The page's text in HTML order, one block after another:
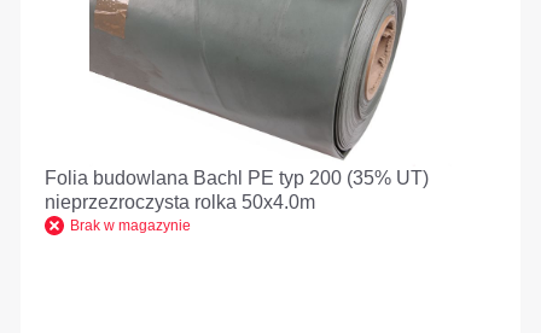
Folia budowlana Bachl PE typ 200 (35% UT)
nieprzezroczysta rolka 50x4.0m
Brak w magazynie